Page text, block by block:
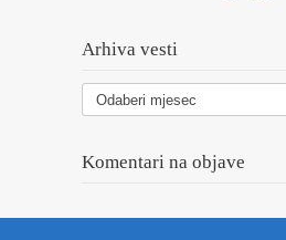
Arhiva vesti
Arhiva
vesti
Komentari na objave